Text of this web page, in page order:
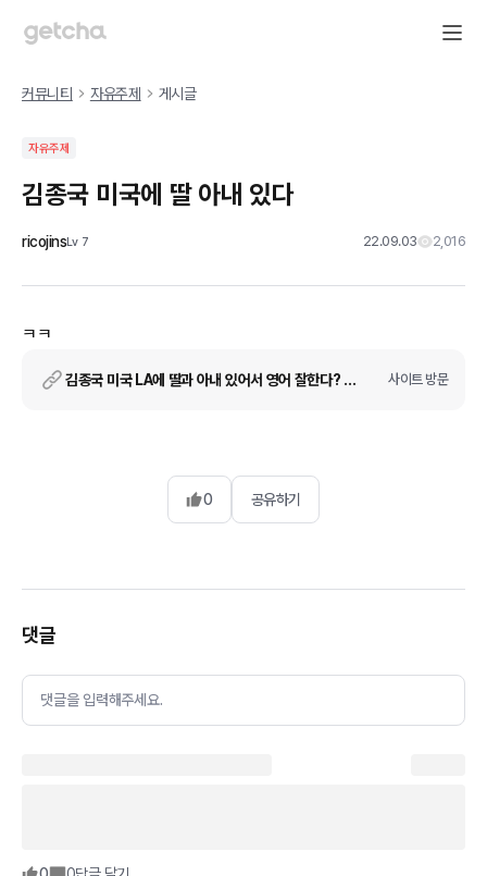
커뮤니티 자유주제 게시글
자유주제
김종국 미국에 딸 아내 있다
ricojinsLv 7 22.09.03 2,016
ㅋㅋ
김종국 미국 LA에 딸과 아내 있어서 영어 잘한다? 사실 아냐 [종합] 사이트 방문
0 공유하기
댓글
댓글을 입력해주세요.